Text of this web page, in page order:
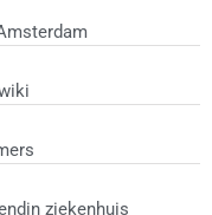
ziekenhuis